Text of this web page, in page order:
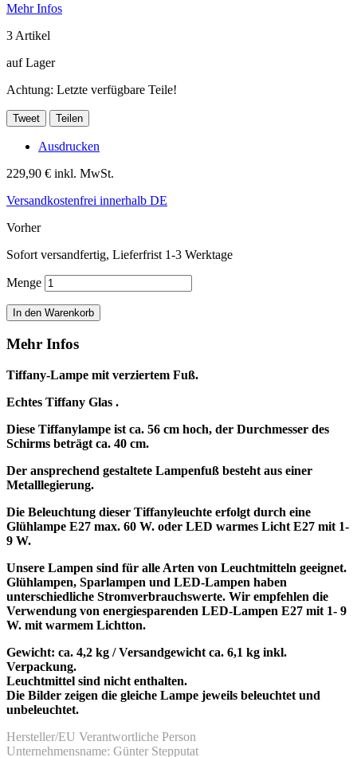
Mehr Infos
3 Artikel
auf Lager
Achtung: Letzte verfügbare Teile!
Tweet Teilen
Ausdrucken
229,90 € inkl. MwSt.
Versandkostenfrei innerhalb DE
Vorher
Sofort versandfertig, Lieferfrist 1-3 Werktage
Menge
In den Warenkorb
Mehr Infos
Tiffany-Lampe mit verziertem Fuß.
Echtes Tiffany Glas .
Diese Tiffanylampe ist ca. 56 cm hoch, der Durchmesser des
Schirms beträgt ca. 40 cm.
Der ansprechend gestaltete Lampenfuß besteht aus einer
Metalllegierung.
Die Beleuchtung dieser Tiffanyleuchte erfolgt durch eine
Glühlampe E27 max. 60 W. oder LED warmes Licht E27 mit 1-
9 W.
Unsere Lampen sind für alle Arten von Leuchtmitteln geeignet.
Glühlampen, Sparlampen und LED-Lampen haben
unterschiedliche Stromverbrauchswerte. Wir empfehlen die
Verwendung von energiesparenden LED-Lampen E27 mit 1- 9
W. mit warmem Lichtton.
Gewicht: ca. 4,2 kg / Versandgewicht ca. 6,1 kg inkl.
Verpackung.
Leuchtmittel sind nicht enthalten.
Die Bilder zeigen die gleiche Lampe jeweils beleuchtet und
unbeleuchtet.
Hersteller/EU Verantwortliche Person
Unternehmensname: Günter Stepputat